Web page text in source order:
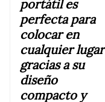
portátil es
perfecta para
colocar en
cualquier lugar
gracias a su
diseño
compacto y